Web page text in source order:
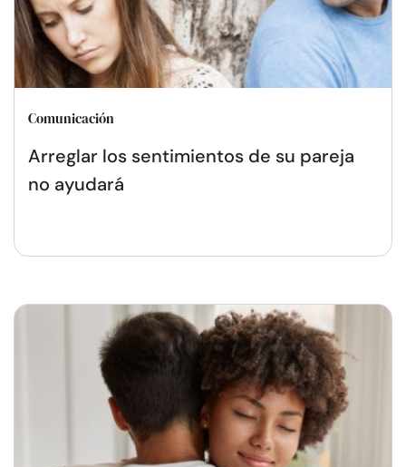
Comunicación
Arreglar los sentimientos de su pareja
no ayudará